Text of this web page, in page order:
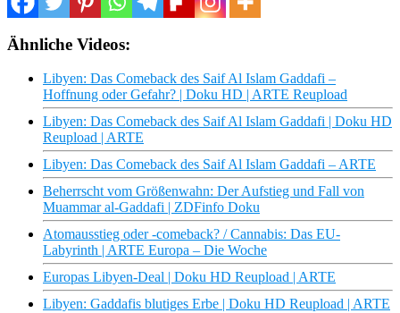
Ähnliche Videos:
Libyen: Das Comeback des Saif Al Islam Gaddafi –
Hoffnung oder Gefahr? | Doku HD | ARTE Reupload
Libyen: Das Comeback des Saif Al Islam Gaddafi | Doku HD
Reupload | ARTE
Libyen: Das Comeback des Saif Al Islam Gaddafi – ARTE
Beherrscht vom Größenwahn: Der Aufstieg und Fall von
Muammar al-Gaddafi | ZDFinfo Doku
Atomausstieg oder -comeback? / Cannabis: Das EU-
Labyrinth | ARTE Europa – Die Woche
Europas Libyen-Deal | Doku HD Reupload | ARTE
Libyen: Gaddafis blutiges Erbe | Doku HD Reupload | ARTE